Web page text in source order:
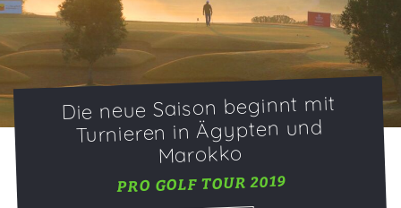
Die neue Saison beginnt mit
Turnieren in Ägypten und
Marokko
PRO GOLF TOUR 2019